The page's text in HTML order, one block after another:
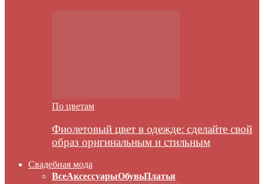
По цветам
Фиолетовый цвет в одежде: сделайте свой
образ оригинальным и стильным
Свадебная мода
ВсеАксессуарыОбувьПлатья